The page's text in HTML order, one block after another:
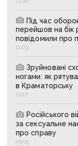
Під час
перейшов на бік
повідомили про
11:03
Зруйновані
ногами: як
в Краматорську
10:17
Російського
за сексуальне
про справу
09:05